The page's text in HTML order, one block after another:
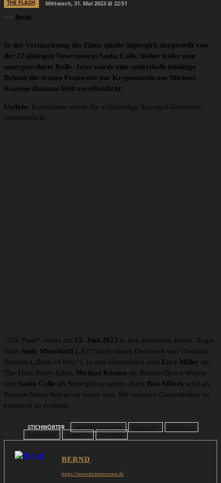
THE FLASH
Mittwoch, 31. Mai 2023 @ 22:51
von Bernd
In der Vermarktung des Films spielte Supergirl, dargestellt von
der 27-jährigen Newcomerin Sasha Calle, bisher leider eine
untergeordnete Rolle. Jetzt wurde eine anderthalb minütige
Behind-the-Scenes Featurette zur Kryptonierin aus Michael
Keatons Batman-Welt veröffentlicht:
Update: Inzwischen wurde die vollständige Supergirl-Featurette
veröffentlicht.
„The Flash“ startet am 15. Juni 2023 in den deutschen Kinos. Regie
führt Andy Muschietti („Es“) nach einem Drehbuch von Christina
Hodson („Birds of Prey“). In den Hauptrollen sind Ezra Miller als
The Flash/Barry Allen, Michael Keaton als Batman/Bruce Wayne
und Sasha Calle als Supergirl zu sehen. Auch Ben Affleck wird als
Batman/Bruce Wayne zu sehen sein. Mit weiteren Gastauftritten ist
eventuell zu rechnen.
STICHWÖRTER
Supergirl The Flash
BERND
https://www.batmannews.de